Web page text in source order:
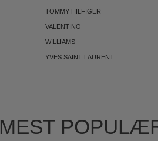
TOMMY HILFIGER
VALENTINO
WILLIAMS
YVES SAINT LAURENT
MEST